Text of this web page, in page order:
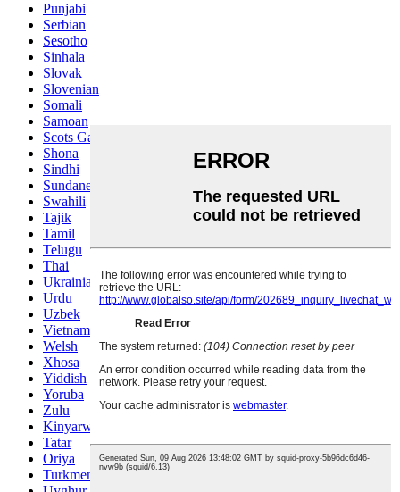
Punjabi
Serbian
Sesotho
Sinhala
Slovak
Slovenian
Somali
Samoan
Scots Gaelic
Shona
Sindhi
Sundanese
Swahili
Tajik
Tamil
Telugu
Thai
Ukrainian
Urdu
Uzbek
Vietnamese
Welsh
Xhosa
Yiddish
Yoruba
Zulu
Kinyarwanda
Tatar
Oriya
Turkmen